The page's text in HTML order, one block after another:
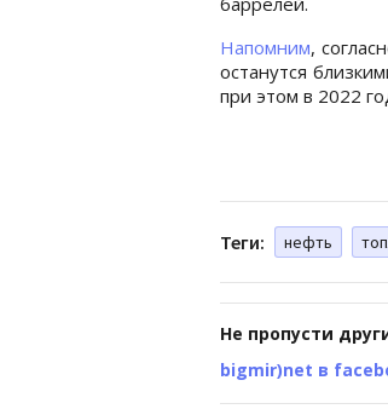
Напомним,
останутся
при этом в 2022
Теги: нефть
Не пропусти
bigmir)net в